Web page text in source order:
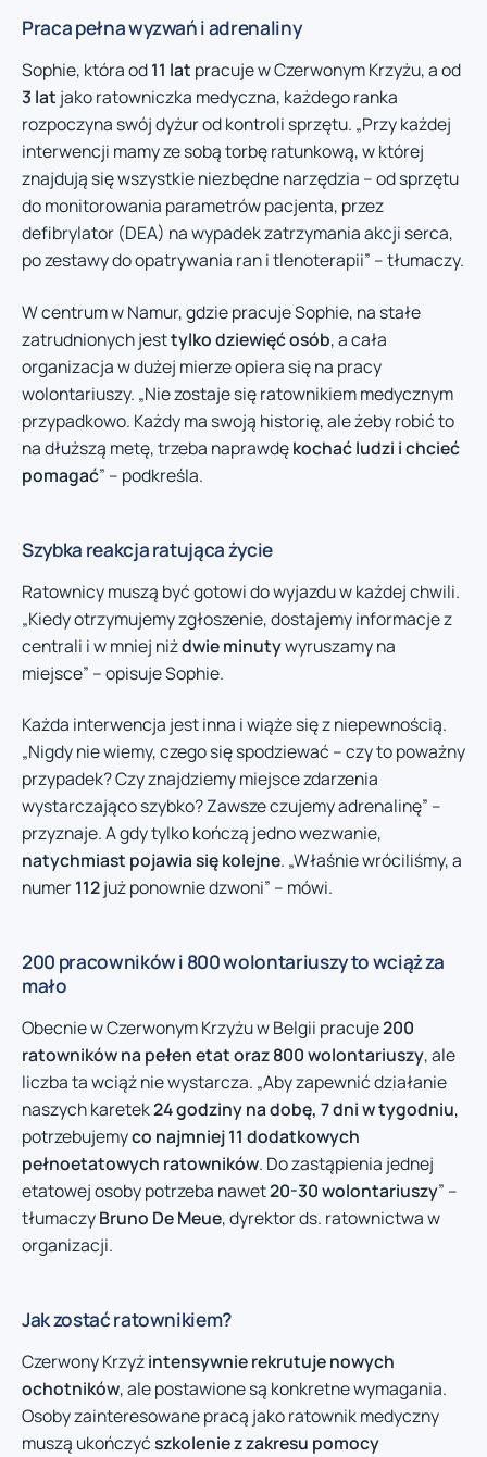
Praca pełna wyzwań i adrenaliny
Sophie, która od11 lat pracuje w Czerwonym Krzyżu, a od
3 lat jako ratowniczka medyczna, każdego ranka
rozpoczyna swój dyżur od kontroli sprzętu. „Przy każdej
interwencji mamy ze sobą torbę ratunkową, w której
znajdują się wszystkie niezbędne narzędzia – od sprzętu
do monitorowania parametrów pacjenta, przez
defibrylator (DEA) na wypadek zatrzymania akcji serca,
po zestawy do opatrywania ran i tlenoterapii” – tłumaczy.
W centrum w Namur, gdzie pracuje Sophie, na stałe
zatrudnionych jesttylko dziewięć osób, a cała
organizacja w dużej mierze opiera się na pracy
wolontariuszy. „Nie zostaje się ratownikiem medycznym
przypadkowo. Każdy ma swoją historię, ale żeby robić to
na dłuższą metę, trzeba naprawdękochać ludzi i chcieć
pomagać” – podkreśla.
Szybka reakcja ratująca życie
Ratownicy muszą być gotowi do wyjazdu w każdej chwili.
„Kiedy otrzymujemy zgłoszenie, dostajemy informacje z
centrali i w mniej niżdwie minutywyruszamy na
miejsce” – opisuje Sophie.
Każda interwencja jest inna i wiąże się z niepewnością.
„Nigdy nie wiemy, czego się spodziewać – czy to poważny
przypadek? Czy znajdziemy miejsce zdarzenia
wystarczająco szybko? Zawsze czujemy adrenalinę” –
przyznaje. A gdy tylko kończą jedno wezwanie,
natychmiast pojawia się kolejne. „Właśnie wróciliśmy, a
numer112już ponownie dzwoni” – mówi.
200 pracowników i 800 wolontariuszy to wciąż za
mało
Obecnie w Czerwonym Krzyżu w Belgii pracuje200
ratowników na pełen etat oraz 800 wolontariuszy, ale
liczba ta wciąż nie wystarcza. „Aby zapewnić działanie
naszych karetek24 godziny na dobę, 7 dni w tygodniu,
potrzebujemyco najmniej 11 dodatkowych
pełnoetatowych ratowników. Do zastąpienia jednej
etatowej osoby potrzeba nawet20-30 wolontariuszy” –
tłumaczyBruno De Meue, dyrektor ds. ratownictwa w
organizacji.
Jak zostać ratownikiem?
Czerwony Krzyżintensywnie rekrutuje nowych
ochotników, ale postawione są konkretne wymagania.
Osoby zainteresowane pracą jako ratownik medyczny
muszą ukończyćszkolenie z zakresu pomocy